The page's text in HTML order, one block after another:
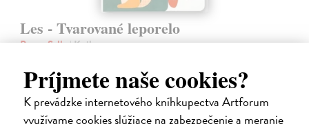
Príjmete naše cookies?
K prevádzke internetového kníhkupectva Artforum
využívame cookies slúžiace na zabezpečenie a meranie
Les - Tvarované leporelo
Payne Sally| Kniha
zaujme malé deti a zoznámi ich so životom v lese.
Do 5 dní
7,66 €